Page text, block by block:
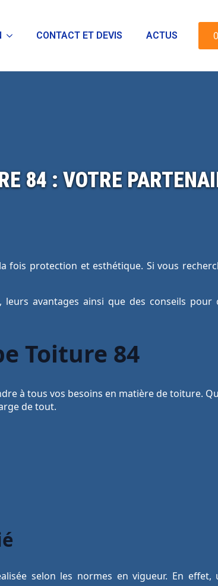
CONTACT ET DEVIS ACTUS
84 : VOTRE
fois protection et esthétique. Si vous
avantages ainsi que des conseils pour
Toiture 84
à tous vos besoins en matière de toiture.
de tout.
selon les normes en vigueur. En effet,